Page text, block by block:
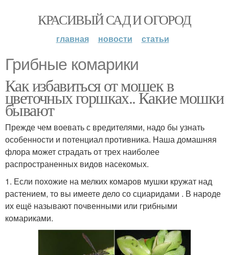
КРАСИВЫЙ САД И ОГОРОД
главная новости статьи
Грибные комарики
Как избавиться от мошек в
цветочных горшках.. Какие мошки
бывают
Прежде чем воевать с вредителями, надо бы узнать
особенности и потенциал противника. Наша домашняя
флора может страдать от трех наиболее
распространенных видов насекомых.
1. Если похожие на мелких комаров мушки кружат над
растением, то вы имеете дело со сциаридами . В народе
их ещё называют почвенными или грибными
комариками.